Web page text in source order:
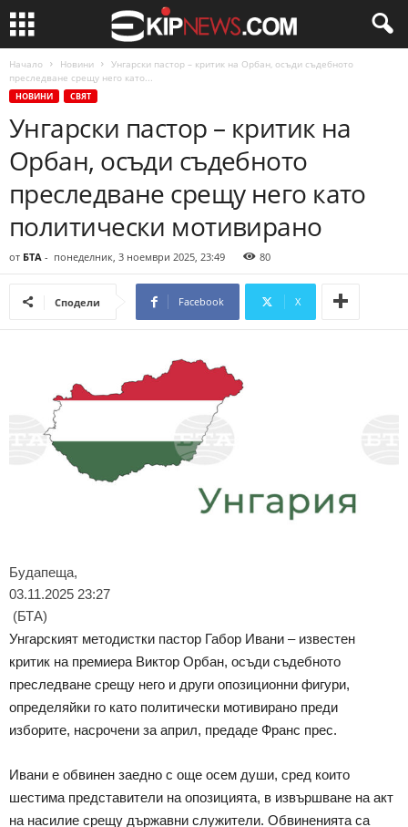
Начало Новини
Унгарски пастор – критик на Орбан, осъди съдебното
преследване срещу него като...
НОВИНИ СВЯТ
Унгарски пастор – критик на
Орбан, осъди съдебното
преследване срещу него като
политически мотивирано
от БТА - понеделник, 3 ноември 2025, 23:49 80
Сподели Facebook X
Будапеща,
03.11.2025 23:27
(БТА)
Унгарският методистки пастор Габор Ивани – известен
критик на премиера Виктор Орбан, осъди съдебното
преследване срещу него и други опозиционни фигури,
определяйки го като политически мотивирано преди
изборите, насрочени за април, предаде Франс прес.
Ивани е обвинен заедно с още осем души, сред които
шестима представители на опозицията, в извършване на акт
на насилие срещу държавни служители. Обвиненията са